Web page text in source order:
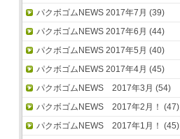
パクボゴムNEWS 2017年7月 (39)
パクボゴムNEWS 2017年6月 (44)
パクボゴムNEWS 2017年5月 (40)
パクボゴムNEWS 2017年4月 (45)
パクボゴムNEWS 2017年3月 (54)
パクボゴムNEWS 2017年2月！ (47)
パクボゴムNEWS 2017年1月！ (45)